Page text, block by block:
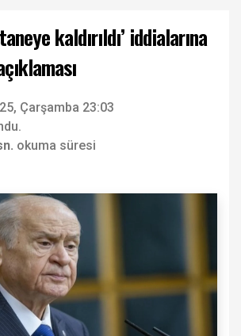
kaldırıldı’ iddialarına
Çarşamba 23:03
okuma süresi